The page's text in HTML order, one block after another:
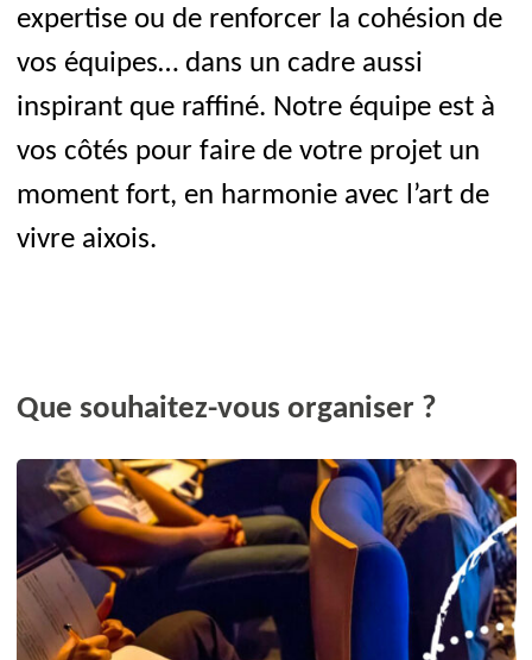
expertise ou de renforcer la cohésion de
vos équipes… dans un cadre aussi
inspirant que raffiné. Notre équipe est à
vos côtés pour faire de votre projet un
moment fort, en harmonie avec l’art de
vivre aixois.
Que souhaitez-vous organiser ?